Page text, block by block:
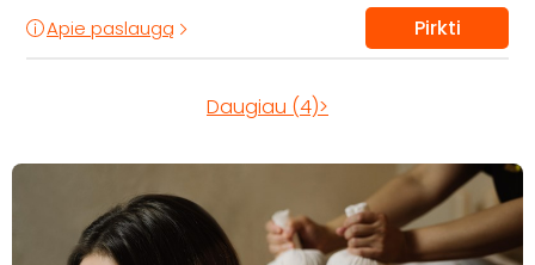
Apie paslaugą Pirkti
Daugiau (4)>